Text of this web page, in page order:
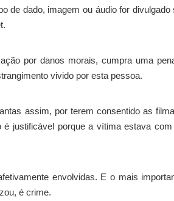
de dado, imagem ou áudio for
por danos morais, cumpra uma
vivido por esta pessoa.
assim, por terem consentido as
justificável porque a vítima estava
envolvidas. E o mais
é crime.